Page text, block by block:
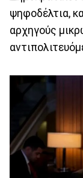
ψηφοδέλτια,
αρχηγούς